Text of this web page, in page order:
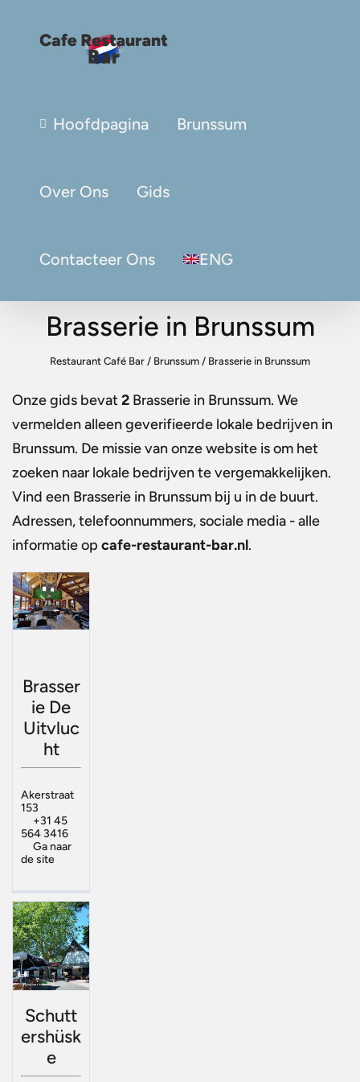
Hoofdpagina Brunssum
Over Ons Gids
Contacteer Ons ENG
Brasserie in Brunssum
Restaurant Café Bar / Brunssum / Brasserie in Brunssum
Onze gids bevat2 Brasserie in Brunssum. We
vermelden alleen geverifieerde lokale bedrijven in
Brunssum. De missie van onze website is om het
zoeken naar lokale bedrijven te vergemakkelijken.
Vind een Brasserie in Brunssum bij u in de buurt.
Adressen, telefoonnummers, sociale media - alle
informatie op cafe-restaurant-bar.nl.
Brasser
ie De
Uitvluc
ht
Akerstraat
153
+31 45
564 3416
Ga naar
de site
Schutt
ershüsk
e